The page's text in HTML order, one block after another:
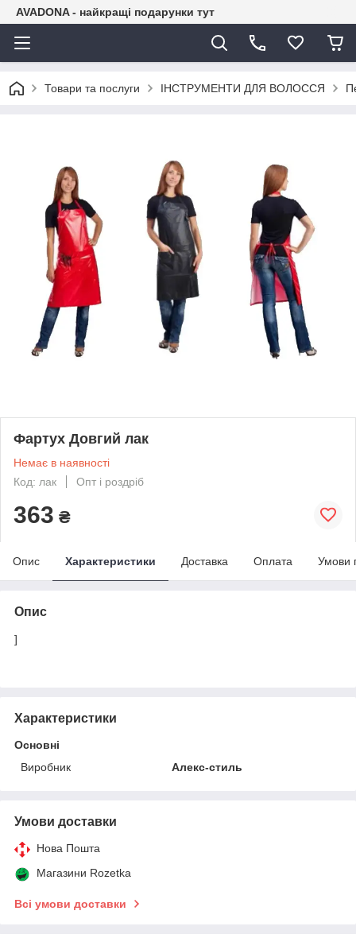
AVADONA - найкращі подарунки тут
Товари та послуги ІНСТРУМЕНТИ ДЛЯ ВОЛОССЯ
Фартух Довгий лак
Немає в наявності
Код: лак
Опт і роздріб
363 ₴
Опис Характеристики Доставка Оплата Умови
Опис
]
Характеристики
Основні
Виробник
Алекс-стиль
Умови доставки
Нова Пошта
Магазини Rozetka
Всі умови доставки